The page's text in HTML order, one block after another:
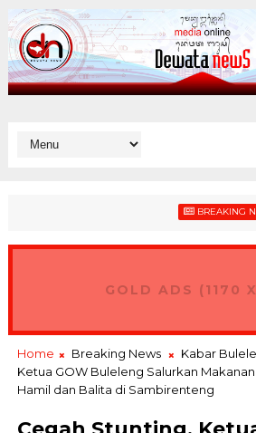
BREAKING NEWS
GOLD ADS (1170
Home Breaking News Kabar
Ketua GOW Buleleng Salurkan
Hamil dan Balita di Sambirenteng